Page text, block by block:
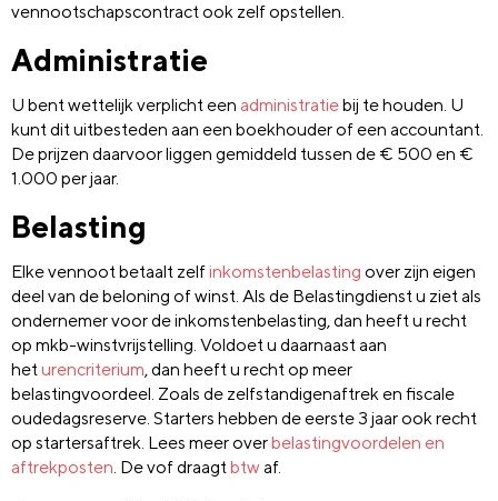
vennootschapscontract ook zelf opstellen.
Administratie
U bent wettelijk verplicht een administratiebij te houden. U
kunt dit uitbesteden aan een boekhouder of een accountant.
De prijzen daarvoor liggen gemiddeld tussen de € 500 en €
1.000 per jaar.
Belasting
Elke vennoot betaalt zelfinkomstenbelasting over zijn eigen
deel van de beloning of winst. Als de Belastingdienst u ziet als
ondernemer voor de inkomstenbelasting, dan heeft u recht
op mkb-winstvrijstelling. Voldoet u daarnaast aan
het urencriterium, dan heeft u recht op meer
belastingvoordeel. Zoals de zelfstandigenaftrek en fiscale
oudedagsreserve. Starters hebben de eerste 3 jaar ook recht
op startersaftrek. Lees meer overbelastingvoordelen en
aftrekposten . De vof draagt btwaf.